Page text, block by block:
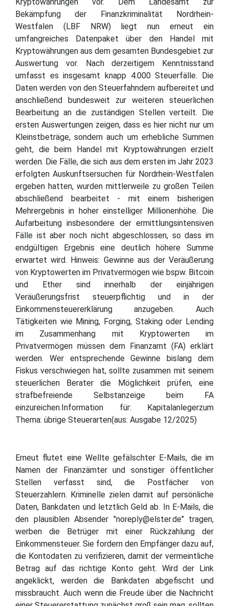
Bekämpfung der Finanzkriminalität Nordrhein-
Westfalen (LBF NRW) liegt nun erneut ein
umfangreiches Datenpaket über den Handel mit
Kryptowährungen aus dem gesamten Bundesgebiet zur
Auswertung vor. Nach derzeitigem Kenntnisstand
umfasst es insgesamt knapp 4.000 Steuerfälle. Die
Daten werden von den Steuerfahndern aufbereitet und
anschließend bundesweit zur weiteren steuerlichen
Bearbeitung an die zuständigen Stellen verteilt. Die
ersten Auswertungen zeigen, dass es hier nicht nur um
Kleinstbeträge, sondern auch um erhebliche Summen
geht, die beim Handel mit Kryptowährungen erzielt
werden. Die Fälle, die sich aus dem ersten im Jahr 2023
erfolgten Auskunftsersuchen für Nordrhein-Westfalen
ergeben hatten, wurden mittlerweile zu großen Teilen
abschließend bearbeitet - mit einem bisherigen
Mehrergebnis in hoher einstelliger Millionenhöhe. Die
Aufarbeitung insbesondere der ermittlungsintensiven
Fälle ist aber noch nicht abgeschlossen, so dass im
endgültigen Ergebnis eine deutlich höhere Summe
erwartet wird. Hinweis: Gewinne aus der Veräußerung
von Kryptowerten im Privatvermögen wie bspw. Bitcoin
und Ether sind innerhalb der einjährigen
Veräußerungsfrist steuerpflichtig und in der
Einkommensteuererklärung anzugeben. Auch
Tätigkeiten wie Mining, Forging, Staking oder Lending
im Zusammenhang mit Kryptowerten im
Privatvermögen müssen dem Finanzamt (FA) erklärt
werden. Wer entsprechende Gewinne bislang dem
Fiskus verschwiegen hat, sollte zusammen mit seinem
steuerlichen Berater die Möglichkeit prüfen, eine
strafbefreiende Selbstanzeige beim FA
einzureichen.Information für: Kapitalanlegerzum
Thema: übrige Steuerarten(aus: Ausgabe 12/2025)
Erneut flutet eine Wellte gefälschter E-Mails, die im
Namen der Finanzämter und sonstiger öffentlicher
Stellen verfasst sind, die Postfächer von
Steuerzahlern. Kriminelle zielen damit auf persönliche
Daten, Bankdaten und letztlich Geld ab. In E-Mails, die
den plausiblen Absender "noreply@elster.de" tragen,
werben die Betrüger mit einer Rückzahlung der
Einkommensteuer. Sie fordern den Empfänger dazu auf,
die Kontodaten zu verifizieren, damit der vermeintliche
Betrag auf das richtige Konto geht. Wird der Link
angeklickt, werden die Bankdaten abgefischt und
missbraucht. Auch wenn die Freude über die Nachricht